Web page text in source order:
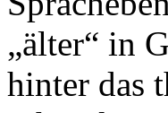
„älter“ in
hinter das